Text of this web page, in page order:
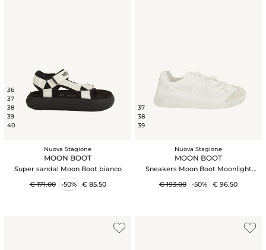
36
37
38
39
40
Nuova Stagione
MOON BOOT
Super sandal Moon Boot bianco
€ 171.00
-50% € 85.50
37
38
39
Nuova Stagione
MOON BOOT
Sneakers Moon Boot Moonlight
BIANCA
€ 193.00
-50% € 96.50